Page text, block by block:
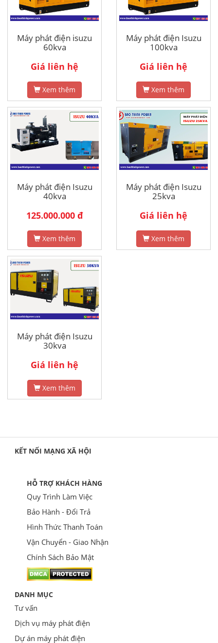
Máy phát điện isuzu
60kva
Giá liên hệ
Xem thêm
Máy phát điện Isuzu
100kva
Giá liên hệ
Xem thêm
Máy phát điện Isuzu
40kva
125.000.000 đ
Xem thêm
Máy phát điện Isuzu
25kva
Giá liên hệ
Xem thêm
Máy phát điện Isuzu
30kva
Giá liên hệ
Xem thêm
KẾT NỐI MẠNG XÃ HỘI
HỖ TRỢ KHÁCH HÀNG
Quy Trình Làm Việc
Bảo Hành - Đổi Trả
Hình Thức Thanh Toán
Vận Chuyển - Giao Nhận
Chính Sách Bảo Mật
DANH MỤC
Tư vấn
Dịch vụ máy phát điện
Dự án máy phát điện